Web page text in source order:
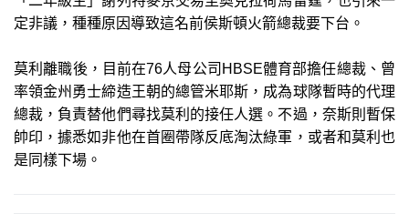
定非議，種種原因導致這名前侯斯頓火箭總裁要下台。
莫利離職後，目前在76人母公司HBSE體育部擔任總裁、曾
率領金州勇士締造王朝的總管米耶斯，成為球隊暫時的代理
總裁，負責替他們尋找莫利的接任人選。不過，奈斯則暫保
帥印，據悉如非他在首圈帶隊反底淘汰綠軍，或者和莫利也
是同樣下場。